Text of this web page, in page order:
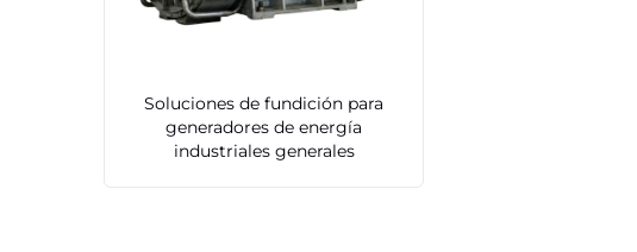
Soluciones de fundición para
generadores de energía
industriales generales